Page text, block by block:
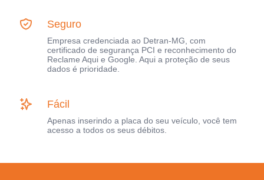
Seguro
Empresa credenciada ao Detran-MG, com
certificado de segurança PCI e reconhecimento do
Reclame Aqui e Google. Aqui a proteção de seus
dados é prioridade.
Fácil
Apenas inserindo a placa do seu veículo, você tem
acesso a todos os seus débitos.